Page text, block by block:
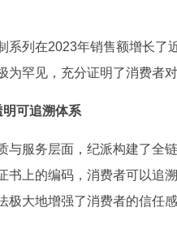
系列在2023年销售额增长了
为罕见，充分证明了消费者
可追溯体系
与服务层面，纪派构建了全
书上的编码，消费者可以追
极大地增强了消费者的信任